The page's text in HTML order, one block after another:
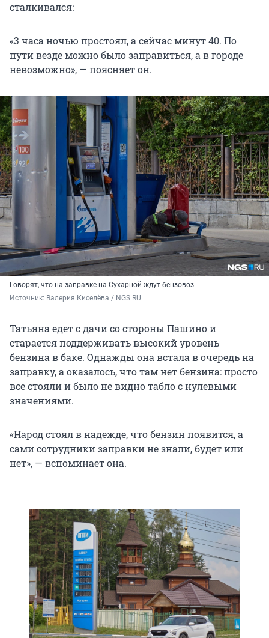
сталкивался:
«3 часа ночью простоял, а сейчас минут 40. По
пути везде можно было заправиться, а в городе
невозможно», — поясняет он.
Говорят, что на заправке на Сухарной ждут бензовоз
Источник: Валерия Киселёва / NGS.RU
Татьяна едет с дачи со стороны Пашино и
старается поддерживать высокий уровень
бензина в баке. Однажды она встала в очередь на
заправку, а оказалось, что там нет бензина: просто
все стояли и было не видно табло с нулевыми
значениями.
«Народ стоял в надежде, что бензин появится, а
сами сотрудники заправки не знали, будет или
нет», — вспоминает она.